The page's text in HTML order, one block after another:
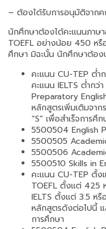
– ต้องได้รับการอนุมัติจากค
นักศึกษาต้องได้คะแนนภาษ
TOEFL อย่างน้อย 450 หรื
ศึกษา มิฉะนั้น นักศึกษาต้อง
คะแนน CU-TEP ต่ำ
คะแนน IELTS ต่ำก
Preparatory
หลักสูตรเพิ่มเติมจา
“S” เพื่อสำเร็จการศึก
5500504 English
5500505
5500506
5500510 Skills in
คะแนน CU-TEP ตั้
TOEFL ตั้งแต่ 425
IELTS ตั้งแต่ 3.5 ห
หลักสูตรดังต่อไปนี้ แ
การศึกษา